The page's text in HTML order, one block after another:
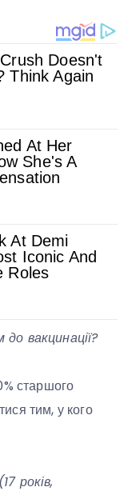
вакцинації?
старшого
тим, у кого
років,